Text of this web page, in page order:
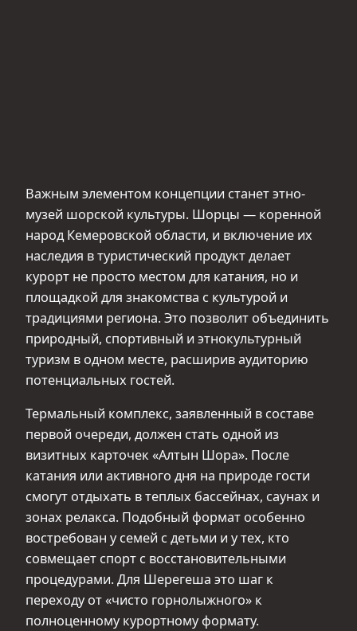
Важным элементом концепции станет этно-
музей шорской культуры. Шорцы — коренной
народ Кемеровской области, и включение их
наследия в туристический продукт делает
курорт не просто местом для катания, но и
площадкой для знакомства с культурой и
традициями региона. Это позволит объединить
природный, спортивный и этнокультурный
туризм в одном месте, расширив аудиторию
потенциальных гостей.
Термальный комплекс, заявленный в составе
первой очереди, должен стать одной из
визитных карточек «Алтын Шора». После
катания или активного дня на природе гости
смогут отдыхать в теплых бассейнах, саунах и
зонах релакса. Подобный формат особенно
востребован у семей с детьми и у тех, кто
совмещает спорт с восстановительными
процедурами. Для Шерегеша это шаг к
переходу от «чисто горнолыжного» к
полноценному курортному формату.